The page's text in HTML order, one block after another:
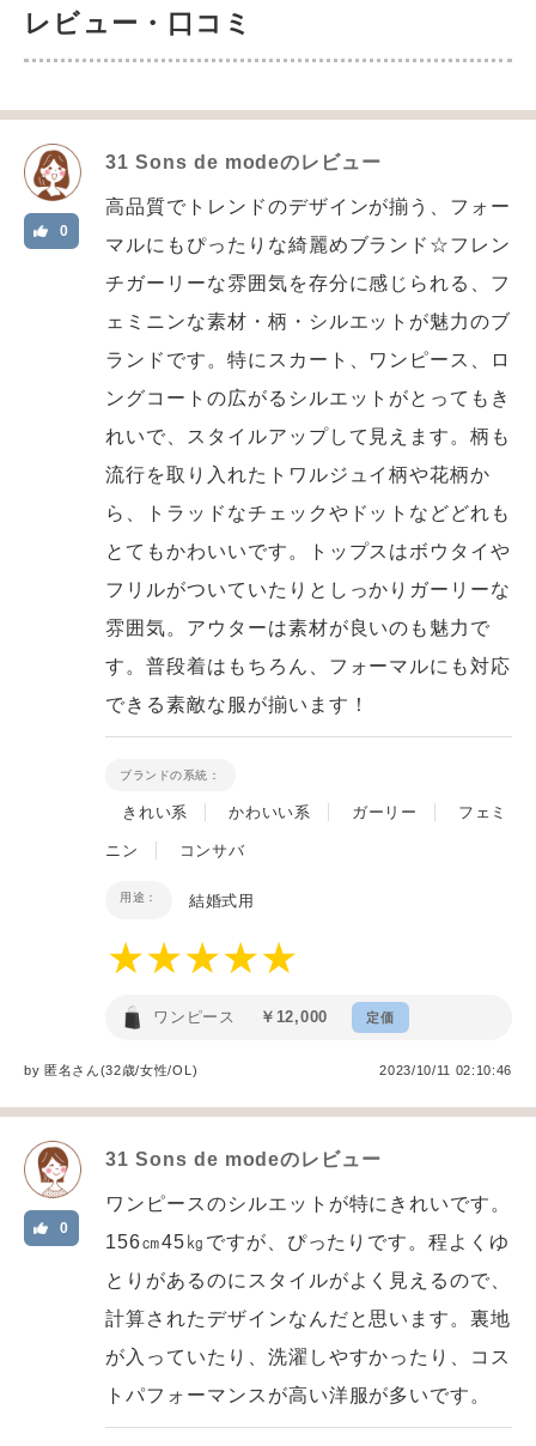
レビュー・口コミ
31 Sons de modeのレビュー
0
高品質でトレンドのデザインが揃う、フォー
マルにもぴったりな綺麗めブランド☆フレン
チガーリーな雰囲気を存分に感じられる、フ
ェミニンな素材・柄・シルエットが魅力のブ
ランドです。特にスカート、ワンピース、ロ
ングコートの広がるシルエットがとってもき
れいで、スタイルアップして見えます。柄も
流行を取り入れたトワルジュイ柄や花柄か
ら、トラッドなチェックやドットなどどれも
とてもかわいいです。トップスはボウタイや
フリルがついていたりとしっかりガーリーな
雰囲気。アウターは素材が良いのも魅力で
す。普段着はもちろん、フォーマルにも対応
できる素敵な服が揃います！
ブランドの系統：
きれい系 かわいい系 ガーリー フェミ
ニン コンサバ
用途： 結婚式用
ワンピース ￥12,000 定価
by匿名さん(32歳/女性/OL ) 2023/10/11 02:10:46
31 Sons de modeのレビュー
0
ワンピースのシルエットが特にきれいです。
156㎝45㎏ですが、ぴったりです。程よくゆ
とりがあるのにスタイルがよく見えるので、
計算されたデザインなんだと思います。裏地
が入っていたり、洗濯しやすかったり、コス
トパフォーマンスが高い洋服が多いです。